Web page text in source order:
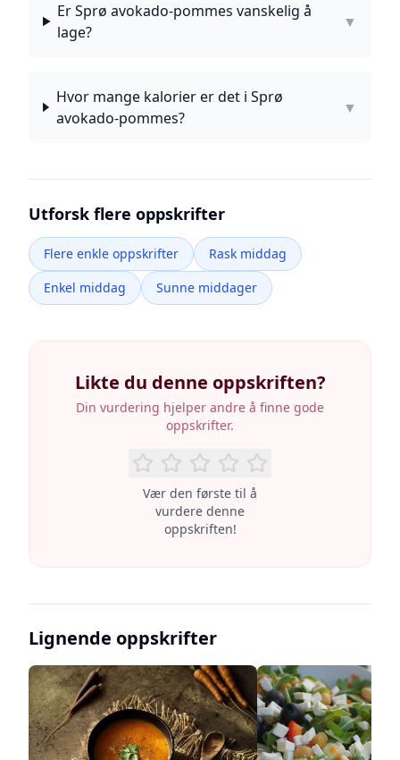
Er Sprø avokado-pommes vanskelig å
lage?
▼
Hvor mange kalorier er det i Sprø
avokado-pommes?
▼
Utforsk flere oppskrifter
Flere enkle oppskrifter
Rask middag
Enkel middag
Sunne middager
Likte du denne oppskriften?
Din vurdering hjelper andre å finne gode
oppskrifter.
Vær den første til å
vurdere denne
oppskriften!
Lignende oppskrifter